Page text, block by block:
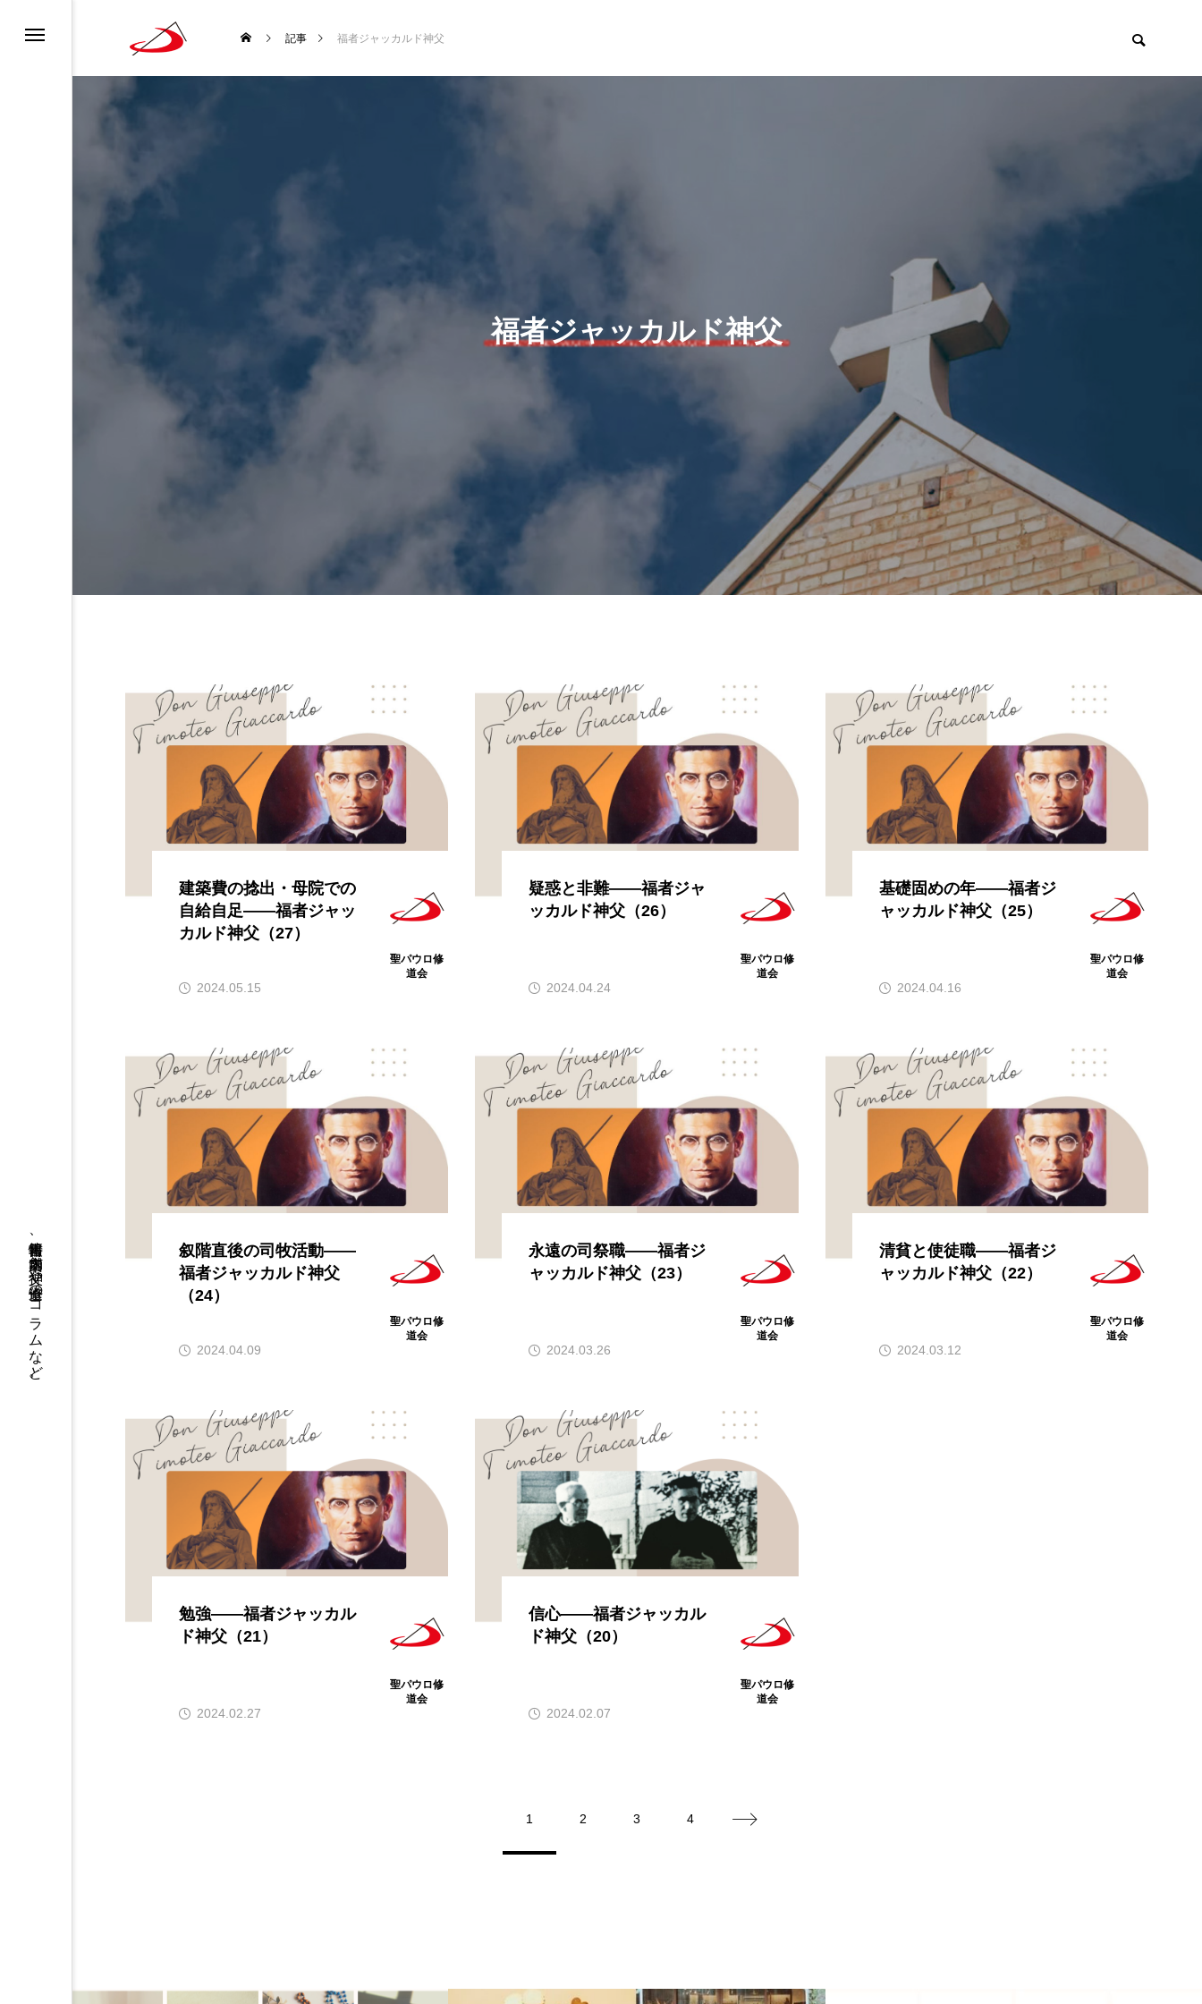
書籍情報、店舗案内、神父や修道士のコラムなど。
記事 福者ジャッカルド神父
福者ジャッカルド神父
建築費の捻出・母院での
自給自足――福者ジャッ
カルド神父（27）
聖パウロ修
道会
2024.05.15
疑惑と非難――福者ジャ
ッカルド神父（26）
聖パウロ修
道会
2024.04.24
基礎固めの年――福者ジ
ャッカルド神父（25）
聖パウロ修
道会
2024.04.16
叙階直後の司牧活動――
福者ジャッカルド神父
（24）
聖パウロ修
道会
2024.04.09
永遠の司祭職――福者ジ
ャッカルド神父（23）
聖パウロ修
道会
2024.03.26
清貧と使徒職――福者ジ
ャッカルド神父（22）
聖パウロ修
道会
2024.03.12
勉強――福者ジャッカル
ド神父（21）
聖パウロ修
道会
2024.02.27
信心――福者ジャッカル
ド神父（20）
聖パウロ修
道会
2024.02.07
1 2 3 4